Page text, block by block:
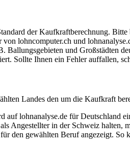
der Kaufkraftberechnung.
lohncomputer.ch und
Ballungsgebieten und Großstädten
Sollte Ihnen ein Fehler auffallen,
Landes den um die Kaufkraft
auf lohnanalyse.de für
Angestellter in der Schweiz
den gewählten Beruf angezeigt.